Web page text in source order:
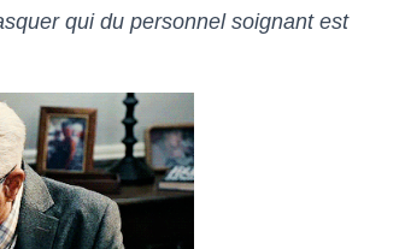
qui du personnel soignant est